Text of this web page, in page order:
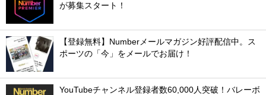
が募集スタート！
【登録無料】Numberメールマガジン好評配信中。ス
ポーツの「今」をメールでお届け！
YouTubeチャンネル登録者数60,000人突破！バレーボ